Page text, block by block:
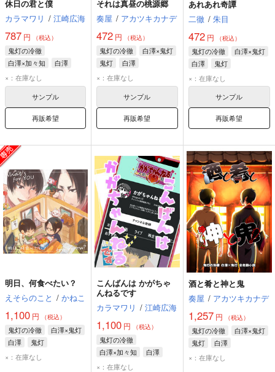
休日の君と僕
カラマワリ / 江崎広海
787 円 （税込）
鬼灯の冷徹
白澤×加々知
白澤
加々知
×：在庫なし
サンプル
再販希望
それは真昼の桃源郷
奏屋 / アカツキカナデ
472 円 （税込）
鬼灯の冷徹
白澤×鬼灯
鬼灯
白澤
×：在庫なし
サンプル
再販希望
あれあれ奇譚
二徹 / 朱目
472円 （税込）
鬼灯の冷徹
白澤×鬼灯
白澤
鬼灯
×：在庫なし
サンプル
再販希望
明日、何食べたい？
えそらのこと / かねこ
1,100 円 （税込）
鬼灯の冷徹
白澤×鬼灯
白澤
鬼灯
×：在庫なし
こんばんは かがちゃ
んねるです
カラマワリ / 江崎広海
1,100 円 （税込）
鬼灯の冷徹
白澤×加々知
白澤
加々知
×：在庫なし
酒と肴と神と鬼
奏屋 / アカツキカナデ
1,257円 （税込）
鬼灯の冷徹
白澤×鬼灯
鬼灯
白澤
×：在庫なし